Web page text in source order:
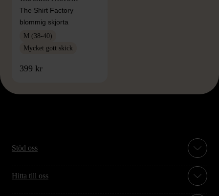
The Shirt Factory
blommig skjorta
M (38-40)
Mycket gott skick
399 kr
Stöd oss
Hitta till oss